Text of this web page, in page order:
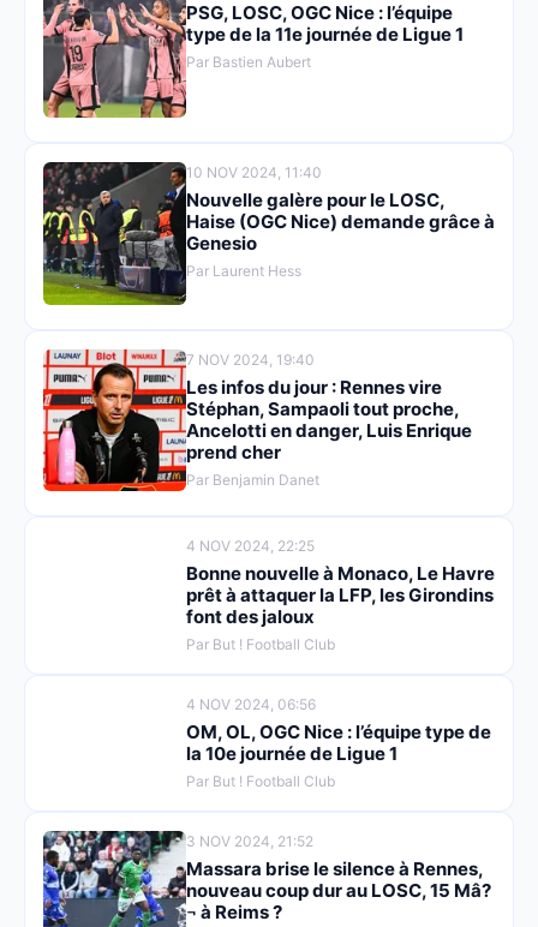
PSG, LOSC, OGC Nice : l’équipe
type de la 11e journée de Ligue 1
Par Bastien Aubert
10 NOV 2024, 11:40
Nouvelle galère pour le LOSC,
Haise (OGC Nice) demande grâce à
Genesio
Par Laurent Hess
7 NOV 2024, 19:40
Les infos du jour : Rennes vire
Stéphan, Sampaoli tout proche,
Ancelotti en danger, Luis Enrique
prend cher
Par Benjamin Danet
4 NOV 2024, 22:25
Bonne nouvelle à Monaco, Le Havre
prêt à attaquer la LFP, les Girondins
font des jaloux
Par But ! Football Club
4 NOV 2024, 06:56
OM, OL, OGC Nice : l’équipe type de
la 10e journée de Ligue 1
Par But ! Football Club
3 NOV 2024, 21:52
Massara brise le silence à Rennes,
nouveau coup dur au LOSC, 15 Mâ?
¬ à Reims ?